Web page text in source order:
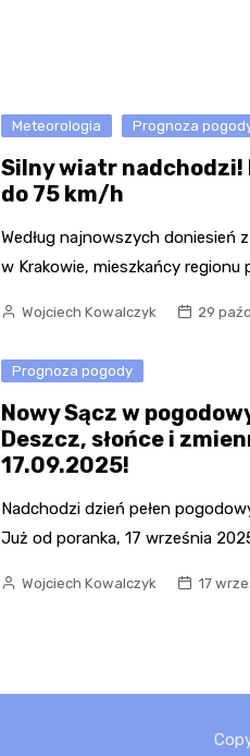
Meteorologia Prognoza
Silny wiatr
do 75 km/h
Według najnowszych doniesień
w Krakowie, mieszkańcy
Wojciech Kowalczyk 29
Prognoza pogody
Nowy Sącz w
Deszcz, słońce i
17.09.2025!
Nadchodzi dzień pełen
Już od poranka, 17 września
Wojciech Kowalczyk 17